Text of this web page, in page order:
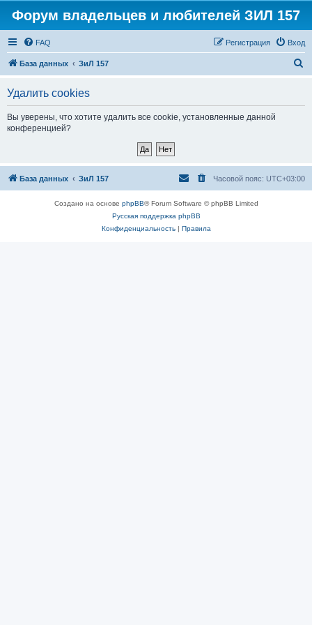
Форум владельцев и любителей ЗИЛ 157
FAQ Вход
Регистрация
База данных ЗиЛ 157
Удалить cookies
Вы уверены, что хотите удалить все cookie, установленные данной
конференцией?
База данных ЗиЛ 157 Часовой пояс: UTC+03:00
Создано на основе phpBB® Forum Software © phpBB Limited
Русская поддержка phpBB
Конфиденциальность| Правила